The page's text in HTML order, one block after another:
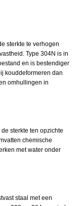
sterkte te verhogen
Type 304N is in
en is bestendiger
kouddeformeren dan
omhullingen in
sterkte ten opzichte
chemische
met water onder
staal met een